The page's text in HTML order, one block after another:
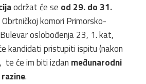
održat će se od 29. do 31.
Obrtničkoj komori Primorsko-
oslobođenja 23, 1. kat,
kandidati pristupiti ispitu (nakon
te će im biti izdan međunarodni
.